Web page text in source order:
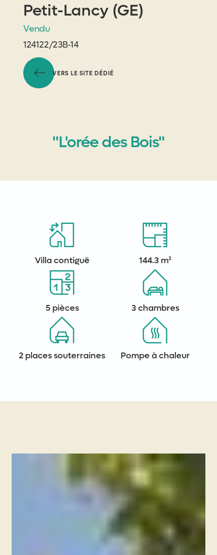
Petit-Lancy (GE)
Vendu
124122/23B-14
VERS LE SITE DÉDIÉ
"L'orée des Bois"
Villa contiguë 144.3 m²
5 pièces 3 chambres
2 places souterraines Pompe à chaleur